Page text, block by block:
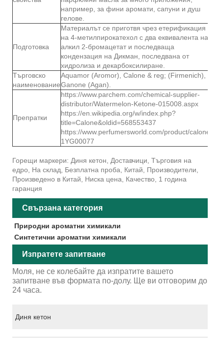
например, за фини аромати, сапуни и душ
гелове.
Подготовка
Материалът се приготвя чрез етерификация
на 4-метилпирокатехол с два еквивалента на
алкил 2-бромацетат и последваща
кондензация на Дикман, последвана от
хидролиза и декарбоксилиране.
Търговско
наименование
Aquamor (Aromor), Calone & reg; (Firmenich),
Ganone (Agan).
Препратки
https://www.parchem.com/chemical-supplier-
distributor/Watermelon-Ketone-015008.aspx
https://en.wikipedia.org/w/index.php?
title=Calone&oldid=568553437
https://www.perfumersworld.com/product/calone-
1YG00077
Горещи маркери: Диня кетон, Доставчици, Търговия на
едро, На склад, Безплатна проба, Китай, Производители,
Произведено в Китай, Ниска цена, Качество, 1 година
гаранция
Свързана категория
Природни ароматни химикали
Синтетични ароматни химикали
Изпратете запитване
Моля, не се колебайте да изпратите вашето
запитване във формата по-долу. Ще ви отговорим до
24 часа.